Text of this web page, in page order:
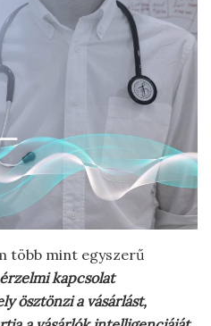
több mint egyszerű
kapcsolat
ösztönzi a vásárlást,